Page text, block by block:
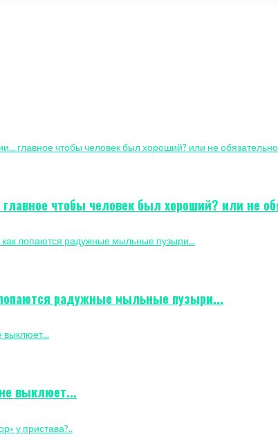
чтобы человек был хороший? или не
радужные мыльные пузыри...
выклюет...